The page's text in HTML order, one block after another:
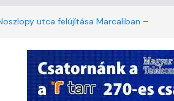
utca felújítása Marcaliban –
lakossági felháborodást váltott ki a
Marcaliban – VIDEÓ
a Balatonnál – az első félidő végén